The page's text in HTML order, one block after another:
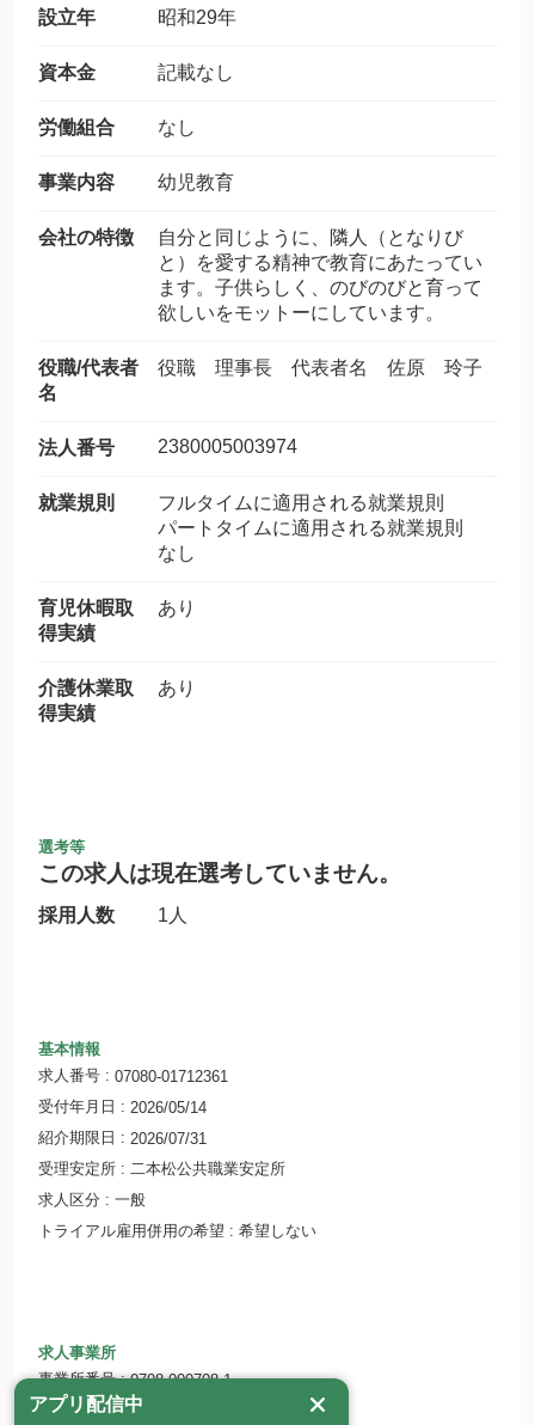
設立年 昭和29年
資本金 記載なし
労働組合 なし
事業内容 幼児教育
会社の特徴
自分と同じように、隣人（となりび
と）を愛する精神で教育にあたってい
ます。子供らしく、のびのびと育って
欲しいをモットーにしています。
役職/代表者
名
役職 理事長 代表者名 佐原 玲子
法人番号 2380005003974
就業規則
フルタイムに適用される就業規則
パートタイムに適用される就業規則
なし
育児休暇取
得実績
あり
介護休業取
得実績
あり
選考等
この求人は現在選考していません。
採用人数 1人
基本情報
求人番号
07080-01712361
受付年月日
2026/05/14
紹介期限日
2026/07/31
受理安定所
二本松公共職業安定所
求人区分
一般
トライアル雇用併用の希望
希望しない
求人事業所
事業所番号
0708-000708-1
事業所名
学校法人 二本松学園
アプリ配信中